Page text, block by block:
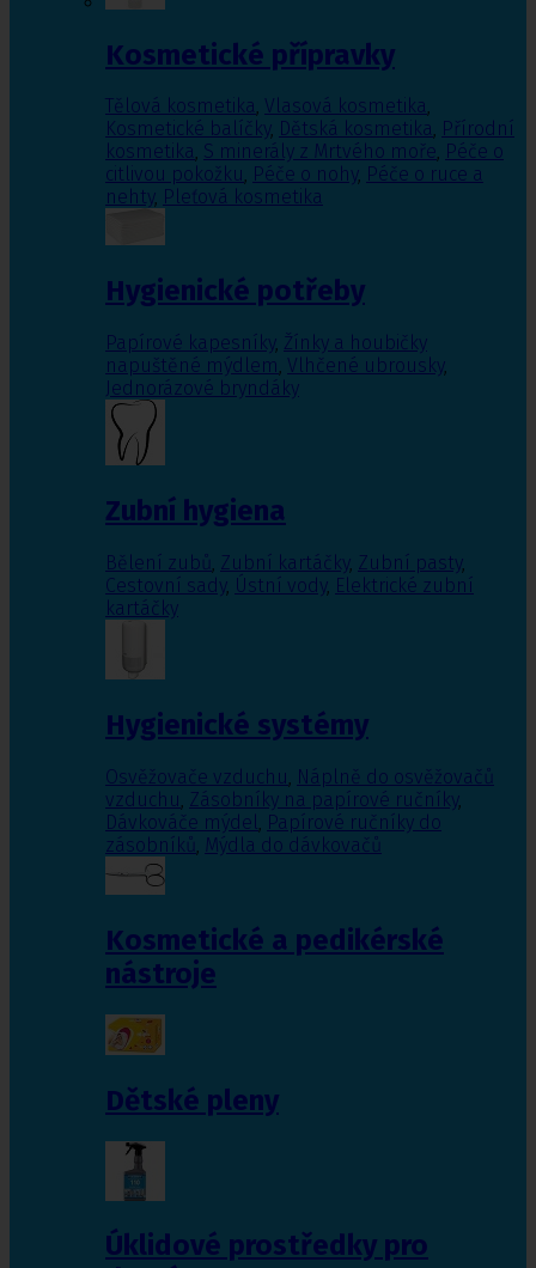
Kosmetické přípravky
Tělová kosmetika, Vlasová kosmetika,
Kosmetické balíčky, Dětská kosmetika, Přírodní
kosmetika, S minerály z Mrtvého moře, Péče o
citlivou pokožku, Péče o nohy, Péče o ruce a
nehty, Pleťová kosmetika
Hygienické potřeby
Papírové kapesníky, Žínky a houbičky
napuštěné mýdlem, Vlhčené ubrousky,
Jednorázové bryndáky
Zubní hygiena
Bělení zubů, Zubní kartáčky, Zubní pasty,
Cestovní sady, Ústní vody, Elektrické zubní
kartáčky
Hygienické systémy
Osvěžovače vzduchu, Náplně do osvěžovačů
vzduchu, Zásobníky na papírové ručníky,
Dávkováče mýdel, Papírové ručníky do
zásobníků, Mýdla do dávkovačů
Kosmetické a pedikérské
nástroje
Dětské pleny
Úklidové prostředky pro